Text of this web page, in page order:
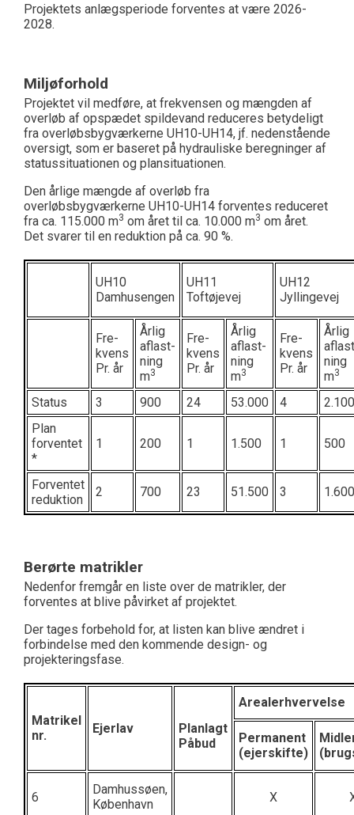
Projektets anlægsperiode forventes at være 2026-
2028.
Miljøforhold
Projektet vil medføre, at frekvensen og mængden af
overløb af opspædet spildevand reduceres betydeligt
fra overløbsbygværkerne UH10-UH14, jf. nedenstående
oversigt, som er baseret på hydrauliske beregninger af
statussituationen og plansituationen.
Den årlige mængde af overløb fra
overløbsbygværkerne UH10-UH14 forventes reduceret
fra ca. 115.000 m3 om året til ca. 10.000 m3 om året.
Det svarer til en reduktion på ca. 90 %.
UH10
Damhusengen
UH11
Toftøjevej
UH12
Jyllingevej
Fre-
kvens
Pr. år
Årlig
aflast-
ning
m3
Fre-
kvens
Pr. år
Årlig
aflast-
ning
m3
Fre-
kvens
Pr. år
Årlig
ning
m3
Status 3 900 24 53.000 4
2.100
Plan
forventet
*
1 200 1 1.500 1 500
Forventet
reduktion
2 700 23 51.500 3 1.600
Berørte matrikler
Nedenfor fremgår en liste over de matrikler, der
forventes at blive påvirket af projektet.
Der tages forbehold for, at listen kan blive ændret i
forbindelse med den kommende design- og
projekteringsfase.
Matrikel
nr.
Ejerlav
Planlagt
Påbud
Arealerhvervelse
Permanent
(ejerskifte)
6
Damhussøen,
København
X